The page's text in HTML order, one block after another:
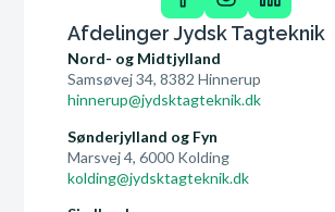
Afdelinger Jydsk Tagteknik
Nord- og Midtjylland
Samsøvej 34, 8382 Hinnerup
hinnerup@jydsktagteknik.dk
Sønderjylland og Fyn
Marsvej 4, 6000 Kolding
kolding@jydsktagteknik.dk